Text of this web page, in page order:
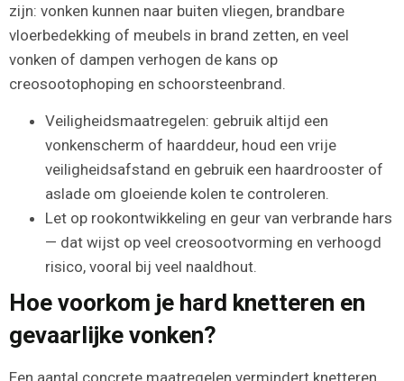
zijn: vonken kunnen naar buiten vliegen, brandbare
vloerbedekking of meubels in brand zetten, en veel
vonken of dampen verhogen de kans op
creosootophoping en schoorsteenbrand.
Veiligheidsmaatregelen: gebruik altijd een
vonkenscherm of haarddeur, houd een vrije
veiligheidsafstand en gebruik een haardrooster of
aslade om gloeiende kolen te controleren.
Let op rookontwikkeling en geur van verbrande hars
— dat wijst op veel creosootvorming en verhoogd
risico, vooral bij veel naaldhout.
Hoe voorkom je hard knetteren en
gevaarlijke vonken?